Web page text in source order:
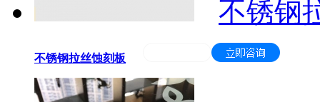
不锈钢
不锈钢拉丝蚀刻板